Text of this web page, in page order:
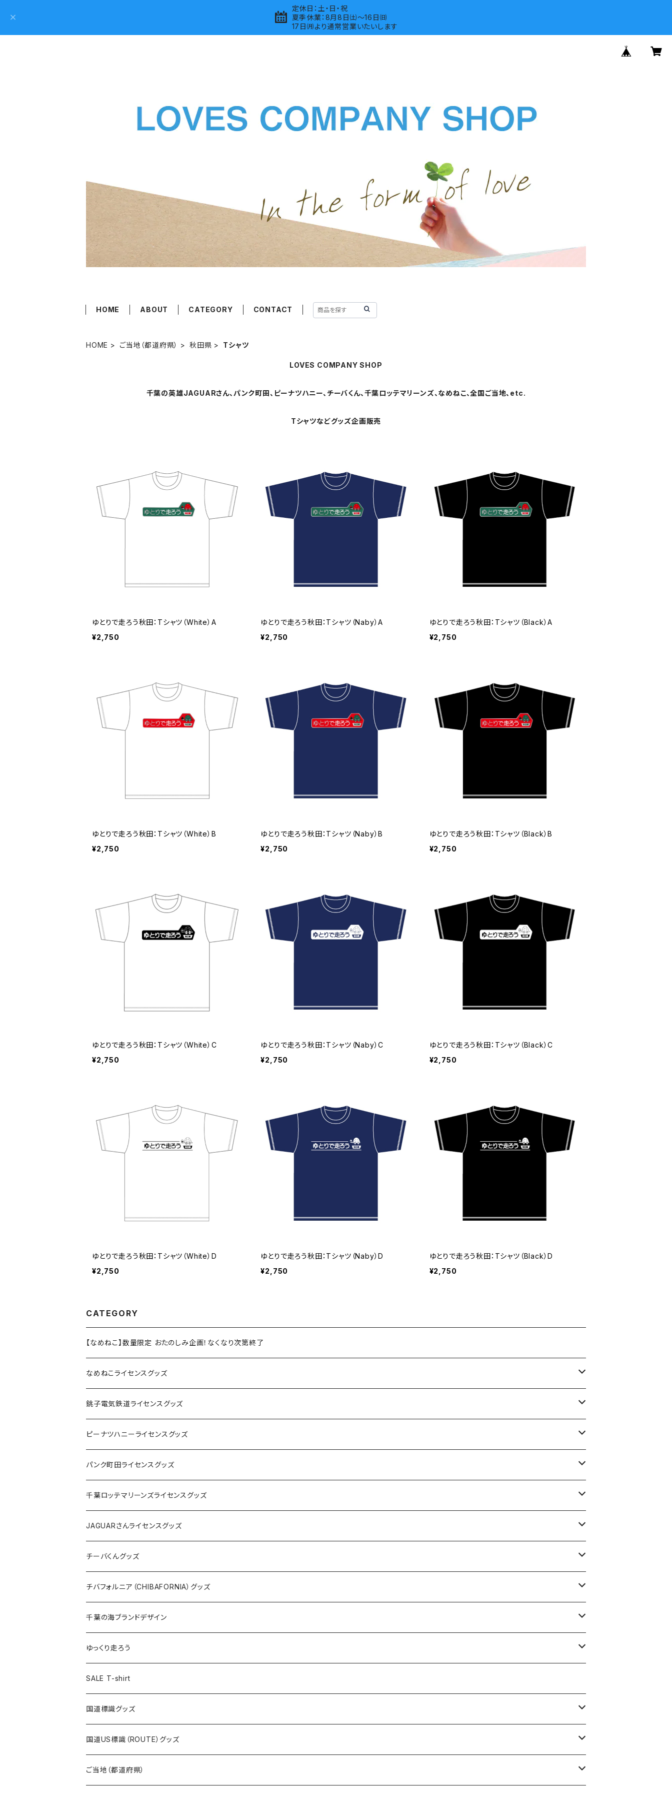
定休日：土・日・祝
夏季休業：8月8日㈯～16日㈰
17日㈪より通常営業いたいします
HOME ABOUT CATEGORY CONTACT
HOME ご当地（都道府県） 秋田県 Tシャツ
LOVES COMPANY SHOP
千葉の英雄JAGUARさん、パンク町田、ピーナツハニー、チーバくん、千葉ロッテマリーンズ、なめねこ、全国ご当地、etc.
Tシャツなどグッズ企画販売
ゆとりで走ろう秋田：Tシャツ（White）A
¥2,750
ゆとりで走ろう秋田：Tシャツ（Naby）A
¥2,750
ゆとりで走ろう秋田：Tシャツ（Black）A
¥2,750
ゆとりで走ろう秋田：Tシャツ（White）B
¥2,750
ゆとりで走ろう秋田：Tシャツ（Naby）B
¥2,750
ゆとりで走ろう秋田：Tシャツ（Black）B
¥2,750
ゆとりで走ろう秋田：Tシャツ（White）C
¥2,750
ゆとりで走ろう秋田：Tシャツ（Naby）C
¥2,750
ゆとりで走ろう秋田：Tシャツ（Black）C
¥2,750
ゆとりで走ろう秋田：Tシャツ（White）D
¥2,750
ゆとりで走ろう秋田：Tシャツ（Naby）D
¥2,750
ゆとりで走ろう秋田：Tシャツ（Black）D
¥2,750
CATEGORY
【なめねこ】数量限定 おたのしみ企画！なくなり次第終了
なめねこライセンスグッズ
Tシャツ
キャップ
ステッカー
缶バッジ
ホテルキーホルダー
銚子電気鉄道ライセンスグッズ
ステッカー
缶バッジ
アクリルキーホルダー
ホテルキーホルダー
クリアファイル
Tシャツ
キャップ
トートバッグ
ランチバッグ
エコバッグ
ピーナツハニーライセンスグッズ
Tシャツ
キャップ
バッグ
ステッカー
缶バッジ
キーホルダー
クリアファイル
パンク町田ライセンスグッズ
Tシャツ
キャップ
バッグ
ステッカー
缶バッジ
キーホルダー
クリアファイル
千葉ロッテマリーンズライセンスグッズ
ステッカー
ステッカー
ステッカー大
缶バッジ
缶バッジ32mm
缶バッジ54mm
エコバッグ
JAGUARさんコラボグッズ
Tシャツ
ステッカー
サコッシュ
ホテルキーホルダー
モーテルキーホルダー
トートバッグ
JAGUARさんライセンスグッズ
Tシャツ
ステッカー
缶バッジ
クリアファイル
マスク
エコバッグ
千葉ロッテマリーンズコラボ
チーバくんグッズ
Tシャツ
キャップ
エコバッグ
ステッカー
モーテルキーホルダー
ホテルキーホルダー
トートバッグ
チバフォルニア（CHIBAFORNIA）グッズ
Tシャツ
キャップ
ステッカー
ホテルキーホルダー
千葉の海ブランドデザイン
Tシャツ
キャップ
ステッカー
ゆっくり走ろう
Tシャツ
ステッカー
ホテルキーホルダー
SALE T-shirt
国道標識グッズ
ステッカー
国道0～99号線
Tシャツ
国道US標識（ROUTE）グッズ
ステッカー
ご当地（都道府県）